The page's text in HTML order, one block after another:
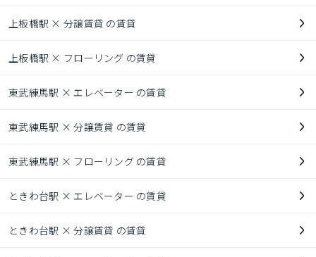
上板橋駅 × 分譲賃貸 の賃貸
上板橋駅 × フローリング の賃貸
東武練馬駅 × エレベーター の賃貸
東武練馬駅 × 分譲賃貸 の賃貸
東武練馬駅 × フローリング の賃貸
ときわ台駅 × エレベーター の賃貸
ときわ台駅 × 分譲賃貸 の賃貸